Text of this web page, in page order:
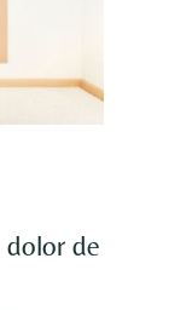
dolor de